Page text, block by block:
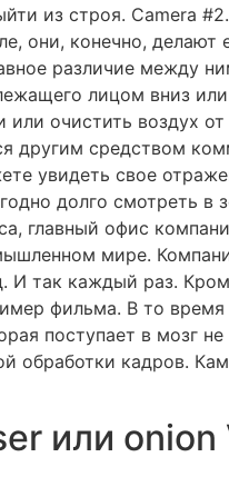
из строя. Camera
они, конечно,
различие между
лицом вниз
очистить воздух
другим средством
увидеть свое
долго смотреть в
главный офис
мире.
так каждый раз.
фильма. В то
поступает в мозг
обработки кадров.
или onion